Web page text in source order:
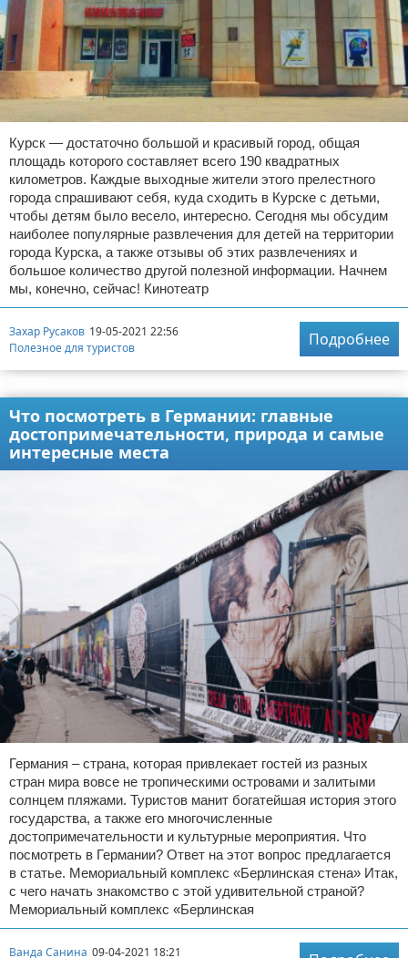
Курск — достаточно большой и красивый город, общая
площадь которого составляет всего 190 квадратных
километров. Каждые выходные жители этого прелестного
города спрашивают себя, куда сходить в Курске с детьми,
чтобы детям было весело, интересно. Сегодня мы обсудим
наиболее популярные развлечения для детей на территории
города Курска, а также отзывы об этих развлечениях и
большое количество другой полезной информации. Начнем
мы, конечно, сейчас! Кинотеатр
Захар Русаков 19-05-2021 22:56
Полезное для туристов
Подробнее
Что посмотреть в Германии: главные
достопримечательности, природа и самые
интересные места
Германия – страна, которая привлекает гостей из разных
стран мира вовсе не тропическими островами и залитыми
солнцем пляжами. Туристов манит богатейшая история этого
государства, а также его многочисленные
достопримечательности и культурные мероприятия. Что
посмотреть в Германии? Ответ на этот вопрос предлагается
в статье. Мемориальный комплекс «Берлинская стена» Итак,
с чего начать знакомство с этой удивительной страной?
Мемориальный комплекс «Берлинская
Ванда Санина 09-04-2021 18:21